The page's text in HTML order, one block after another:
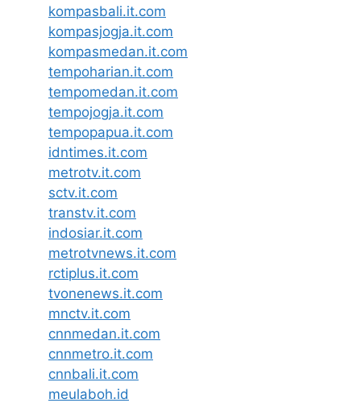
kompasbali.it.com
kompasjogja.it.com
kompasmedan.it.com
tempoharian.it.com
tempomedan.it.com
tempojogja.it.com
tempopapua.it.com
idntimes.it.com
metrotv.it.com
sctv.it.com
transtv.it.com
indosiar.it.com
metrotvnews.it.com
rctiplus.it.com
tvonenews.it.com
mnctv.it.com
cnnmedan.it.com
cnnmetro.it.com
cnnbali.it.com
meulaboh.id